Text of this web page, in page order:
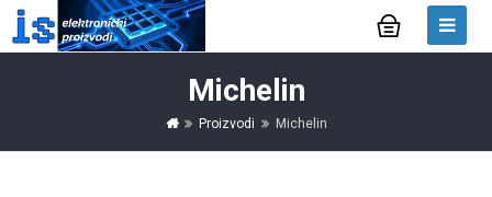
Michelin
Proizvodi Michelin